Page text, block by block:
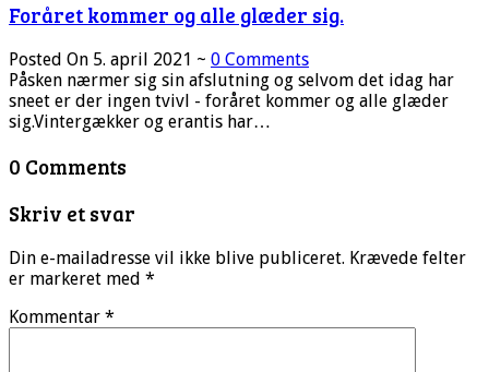
Foråret kommer og alle glæder sig.
Posted On 5. april 2021 ~ 0 Comments
Påsken nærmer sig sin afslutning og selvom det idag har
sneet er der ingen tvivl - foråret kommer og alle glæder
sig.Vintergækker og erantis har…
0 Comments
Skriv et svar
Din e-mailadresse vil ikke blive publiceret. Krævede felter
er markeret med *
Kommentar *